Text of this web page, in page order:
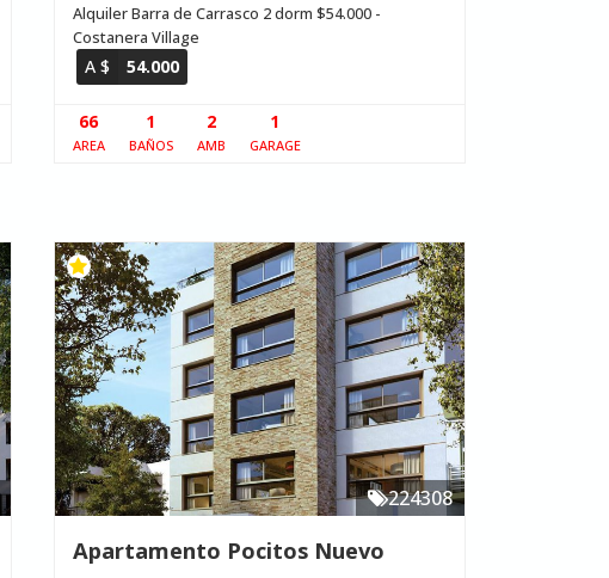
Alquiler Barra de Carrasco 2 dorm $54.000 -
Costanera Village
A $ 54.000
66
AREA
1
BAÑOS
2
AMB
1
GARAGE
224308
Apartamento Pocitos Nuevo